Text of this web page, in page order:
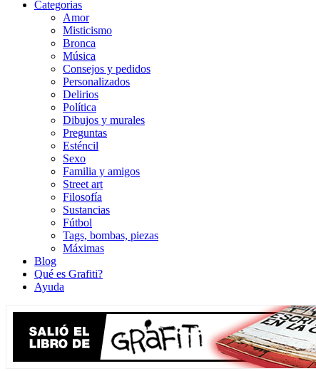
Categorias
Amor
Misticismo
Bronca
Música
Consejos y pedidos
Personalizados
Delirios
Política
Dibujos y murales
Preguntas
Esténcil
Sexo
Familia y amigos
Street art
Filosofía
Sustancias
Fútbol
Tags, bombas, piezas
Máximas
Blog
Qué es Grafiti?
Ayuda